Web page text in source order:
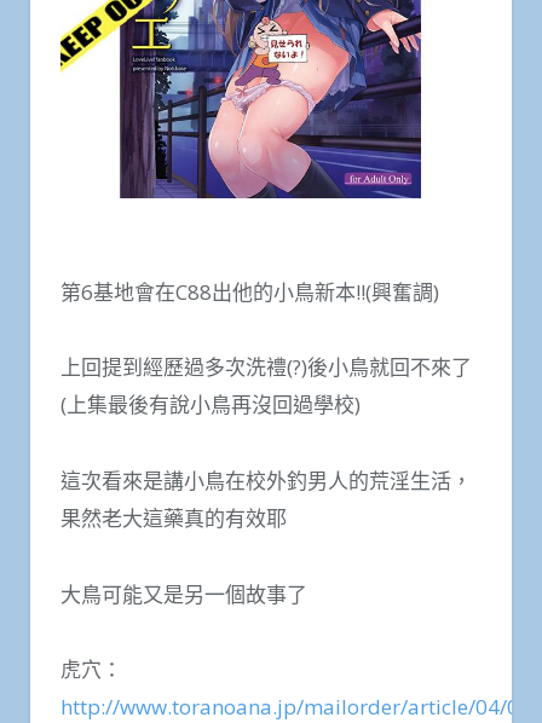
第6基地會在C88出他的小鳥新本!!(興奮調)
上回提到經歷過多次洗禮(?)後小鳥就回不來了
(上集最後有說小鳥再沒回過學校)
這次看來是講小鳥在校外釣男人的荒淫生活，
果然老大這藥真的有效耶
大鳥可能又是另一個故事了
虎穴：
http://www.toranoana.jp/mailorder/article/04/